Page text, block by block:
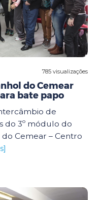
785 visualizações
do Cemear
bate papo
de
do 3º módulo do
Cemear – Centro